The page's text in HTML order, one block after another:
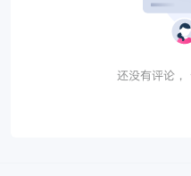
还没有评论，